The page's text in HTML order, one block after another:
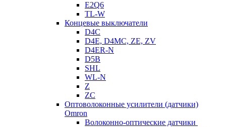
E2Q6
TL-W
Концевые выключатели
D4C
D4E, D4MC, ZE, ZV
D4ER-N
D5B
SHL
WL-N
Z
ZC
Оптоволоконные усилители (датчики)
Omron
Волоконно-оптические датчики